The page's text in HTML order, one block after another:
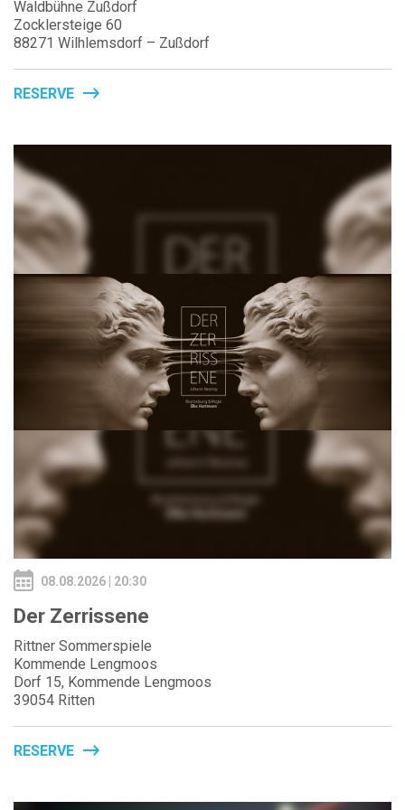
Waldbühne Zußdorf
Zocklersteige 60
88271 Wilhlemsdorf – Zußdorf
RESERVE
08.08.2026 | 20:30
Der Zerrissene
Rittner Sommerspiele
Kommende Lengmoos
Dorf 15, Kommende Lengmoos
39054 Ritten
RESERVE